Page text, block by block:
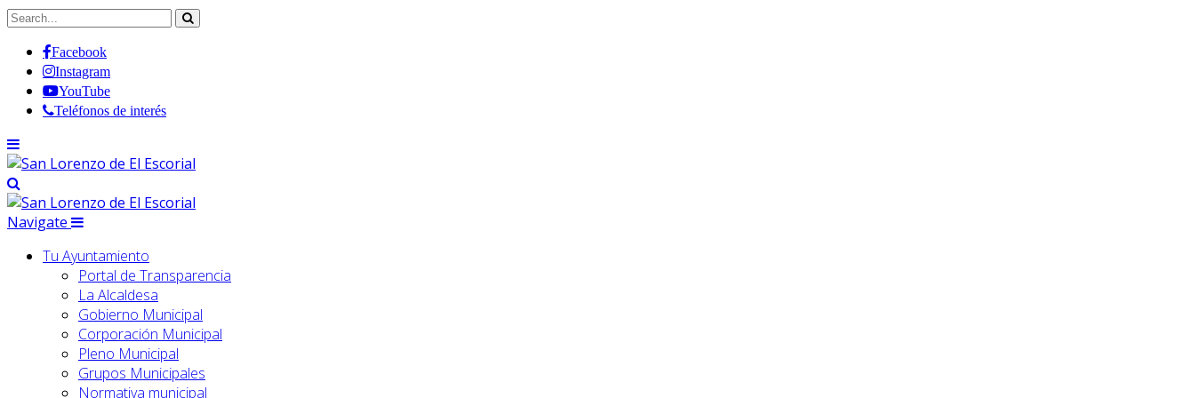
Facebook
Instagram
YouTube
Teléfonos de interés
Navigate
Tu Ayuntamiento
Portal de Transparencia
La Alcaldesa
Gobierno Municipal
Corporación Municipal
Pleno Municipal
Grupos Municipales
Normativa municipal